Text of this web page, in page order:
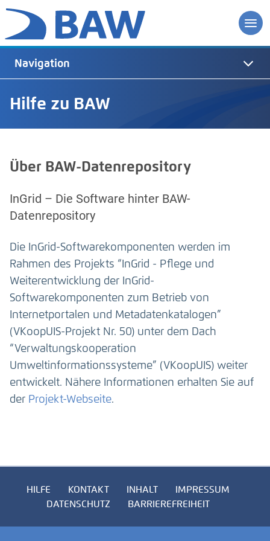
Hilfe zu BAW
Navigation
Über BAW-Datenrepository
InGrid – Die Software hinter BAW-
Datenrepository
Die InGrid-Softwarekomponenten werden im
Rahmen des Projekts “InGrid - Pflege und
Weiterentwicklung der InGrid-
Softwarekomponenten zum Betrieb von
Internetportalen und Metadatenkatalogen”
(VKoopUIS-Projekt Nr. 50) unter dem Dach
“Verwaltungskooperation
Umweltinformationssysteme” (VKoopUIS) weiter
entwickelt. Nähere Informationen erhalten Sie auf
der Projekt-Webseite.
HILFE KONTAKT INHALT
IMPRESSUM
DATENSCHUTZ
BARRIEREFREIHEIT